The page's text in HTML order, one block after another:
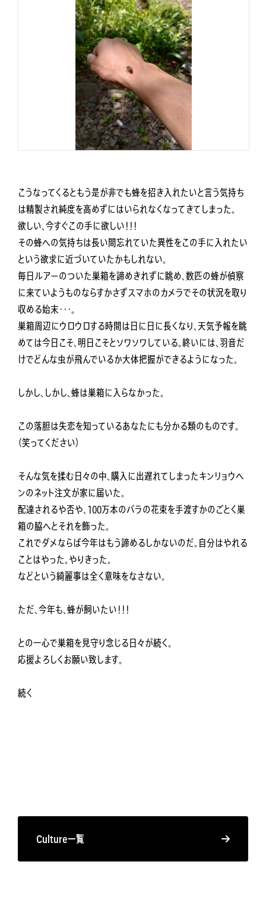
こうなってくるともう是が非でも蜂を招き入れたいと言う気持ち
は精製され純度を高めずにはいられなくなってきてしまった。
欲しい、今すぐこの手に欲しい！！！
その蜂への気持ちは長い間忘れていた異性をこの手に入れたい
という欲求に近づいていたかもしれない。
毎日ルアーのついた巣箱を諦めきれずに眺め、数匹の蜂が偵察
に来ていようものならすかさずスマホのカメラでその状況を取り
収める始末・・・。
巣箱周辺にウロウロする時間は日に日に長くなり、天気予報を眺
めては今日こそ、明日こそとソワソワしている。終いには、羽音だ
けでどんな虫が飛んでいるか大体把握ができるようになった。
しかし、しかし、蜂は巣箱に入らなかった。
この落胆は失恋を知っているあなたにも分かる類のものです。
（笑ってください）
そんな気を揉む日々の中、購入に出遅れてしまったキンリョウヘ
ンのネット注文が家に届いた。
配達されるや否や、100万本のバラの花束を手渡すかのごとく巣
箱の脇へとそれを飾った。
これでダメならば今年はもう諦めるしかないのだ。自分はやれる
ことはやった。やりきった。
などという綺麗事は全く意味をなさない。
ただ、今年も、蜂が飼いたい！！！
との一心で巣箱を見守り念じる日々が続く。
応援よろしくお願い致します。
続く
Culture一覧